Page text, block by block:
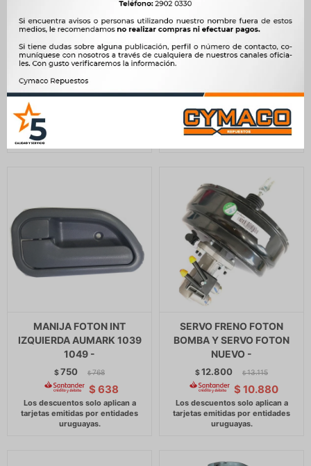
MANIJA FOTON INT
DERECHA AUMARK 1039
750
SEMIOPTICAS FOTON
AUMARK 1039 1049
$2.805
MANIJA FOTON INT
IZQUIERDA AUMARK 1039
1049 -
$750 $ 768
$ 638
SERVO FRENO FOTON
BOMBA Y SERVO FOTON
NUEVO -
$12.800 $ 13.115
$ 10.880